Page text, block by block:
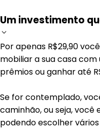
Um investimento
Por apenas R$29,90
mobiliar a sua casa
prêmios ou ganhar até
Se for contemplado,
caminhão, ou seja, você
podendo escolher